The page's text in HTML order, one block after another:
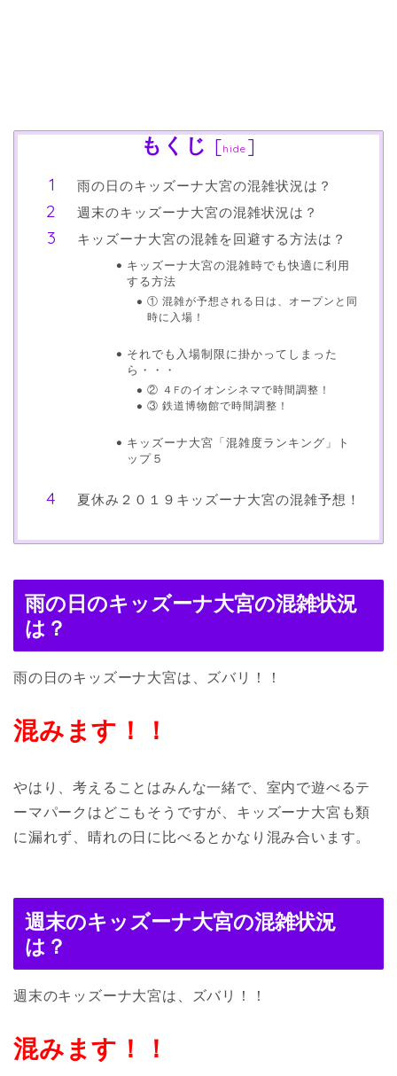
もくじ [hide ]
雨の日のキッズーナ大宮の混雑状況は？
週末のキッズーナ大宮の混雑状況は？
キッズーナ大宮の混雑を回避する方法は？
キッズーナ大宮の混雑時でも快適に利用
する方法
① 混雑が予想される日は、オープンと同
時に入場！
それでも入場制限に掛かってしまった
ら・・・
② ４Fのイオンシネマで時間調整！
③ 鉄道博物館で時間調整！
キッズーナ大宮「混雑度ランキング」ト
ップ５
夏休み２０１９キッズーナ大宮の混雑予想！
雨の日のキッズーナ大宮の混雑状況
は？
雨の日のキッズーナ大宮は、ズバリ！！
混みます！！
やはり、考えることはみんな一緒で、室内で遊べるテ
ーマパークはどこもそうですが、キッズーナ大宮も類
に漏れず、晴れの日に比べるとかなり混み合います。
週末のキッズーナ大宮の混雑状況
は？
週末のキッズーナ大宮は、ズバリ！！
混みます！！